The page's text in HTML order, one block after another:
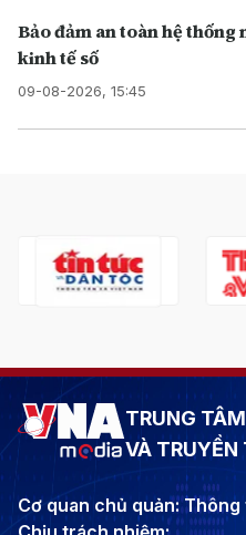
Bảo đảm an toàn hệ
kinh tế số
09-08-2026, 15:45
TRUNG
VÀ TRUYỀN
Cơ quan chủ quản: Thông